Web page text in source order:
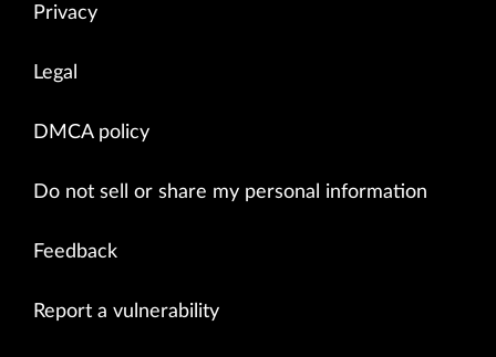
Privacy
Legal
DMCA policy
Do not sell or share my personal information
Feedback
Report a vulnerability